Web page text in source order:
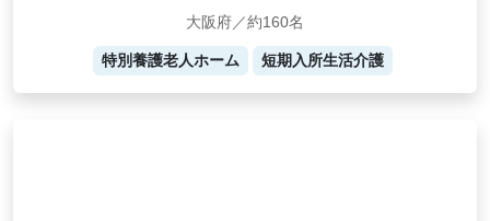
大阪府／約160名
特別養護老人ホーム 短期入所生活介護